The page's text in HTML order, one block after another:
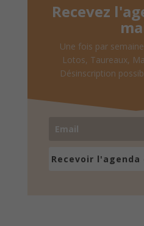
Recevez
Une fois par
Lotos, Taureaux,
Désinscription
Recevoir l'agenda